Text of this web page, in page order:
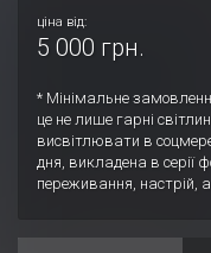
ціна від:
5 000 грн.
* Мінімальне
це не лише гарні
висвітлювати в
дня, викладена в серії
переживання, настрій,